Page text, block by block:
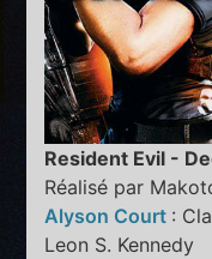
Resident Evil -
Réalisé par
Alyson Court :
Leon S. Kennedy